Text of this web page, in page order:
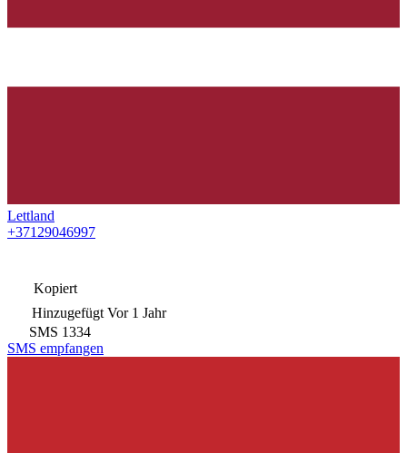
Lettland
+37129046997
Kopiert
Hinzugefügt Vor 1 Jahr
SMS 1334
SMS empfangen